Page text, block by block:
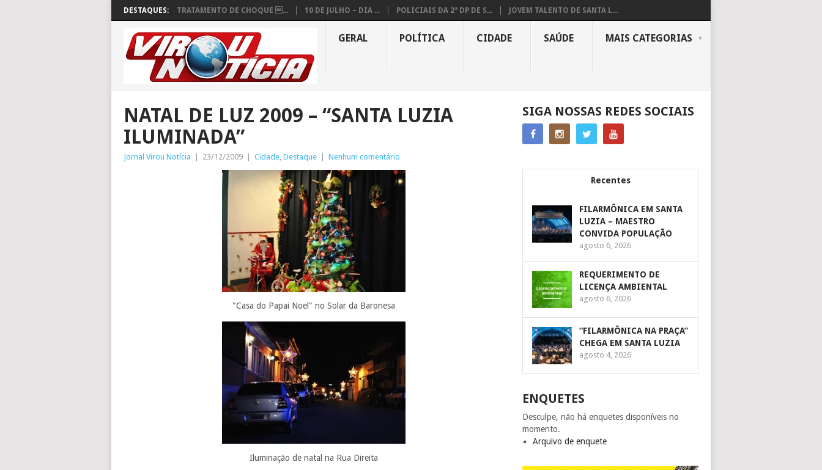
DESTAQUES: TRATAMENTO DE CHOQUE ... 10 DE JULHO – DIA ... POLICIAIS DA 2ª DP DE S... JOVEM TALENTO DE SANTA L...
GERAL POLÍTICA CIDADE SAÚDE MAIS CATEGORIAS
NATAL DE LUZ 2009 – “SANTA LUZIA
ILUMINADA”
Jornal Virou Notícia 23/12/2009 Cidade, Destaque Nenhum comentário
"Casa do Papai Noel" no Solar da Baronesa
Iluminação de natal na Rua Direita
SIGA NOSSAS REDES SOCIAIS
Recentes
FILARMÔNICA EM SANTA
LUZIA – MAESTRO
CONVIDA POPULAÇÃO
agosto 6, 2026
REQUERIMENTO DE
LICENÇA AMBIENTAL
agosto 6, 2026
“FILARMÔNICA NA PRAÇA”
CHEGA EM SANTA LUZIA
agosto 4, 2026
ENQUETES
Desculpe, não há enquetes disponíveis no
momento.
Arquivo de enquete